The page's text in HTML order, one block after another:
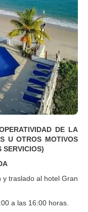
DE LA
U OTROS MOTIVOS
SERVICIOS)
traslado al hotel Gran
a las 16:00 horas.